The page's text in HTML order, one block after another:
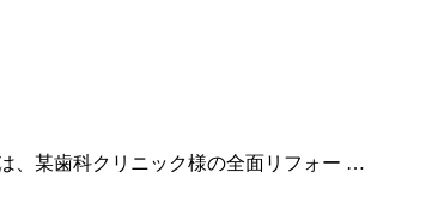
、某歯科クリニック様の全面リフォー …